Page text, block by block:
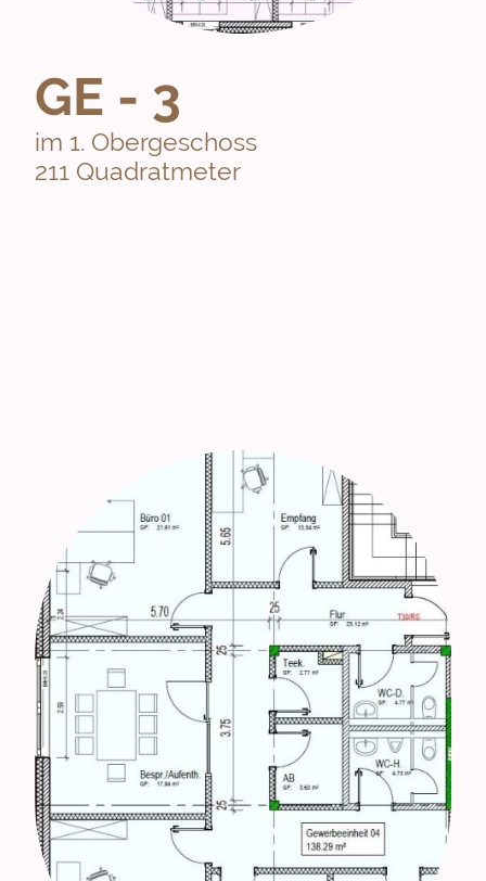
GE - 3
im 1. Obergeschoss
211 Quadratmeter